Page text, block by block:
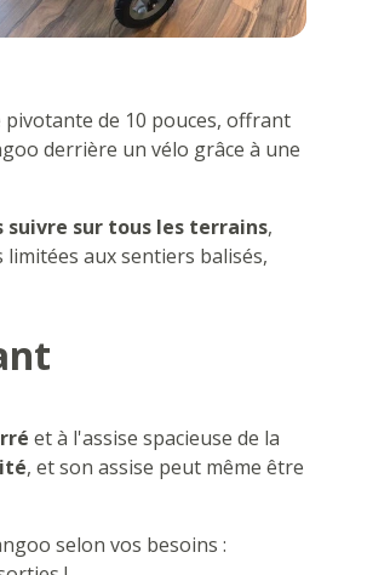
de 10 pouces, offrant
derrière un vélo grâce à une
suivre sur tous les terrains,
aux sentiers balisés,
et à l'assise spacieuse de la
, et son assise peut même être
selon vos besoins :